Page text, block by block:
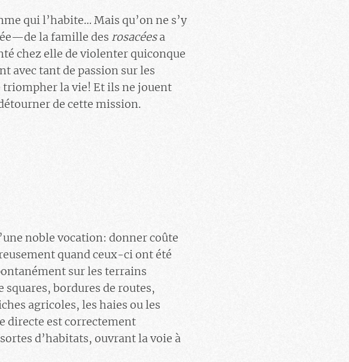
qui l’habite… Mais qu’on ne s’y
la famille des rosacéesa
chez elle de violenter quiconque
avec tant de passion sur les
la vie! Et ils ne jouent
de cette mission.
noble vocation: donner coûte
quand ceux-ci ont été
sur les terrains
squares, bordures de routes,
agricoles, les haies ou les
directe est correctement
d’habitats, ouvrant la voie à